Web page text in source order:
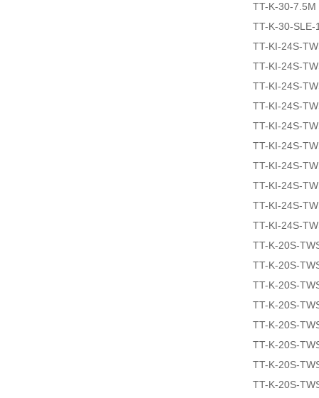
TT-K-30-7.5M
TT-K-30-SLE-
TT-KI-24S-
TT-KI-24S-
TT-KI-24S-
TT-KI-24S-
TT-KI-24S-
TT-KI-24S-
TT-KI-24S-
TT-KI-24S-
TT-KI-24S-
TT-KI-24S-
TT-K-20S-
TT-K-20S-
TT-K-20S-
TT-K-20S-
TT-K-20S-
TT-K-20S-
TT-K-20S-
TT-K-20S-